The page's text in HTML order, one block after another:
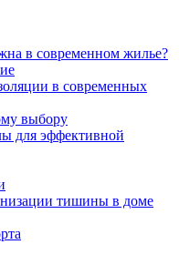
в современном жилье?
в современных
выбору
для эффективной
тишины в доме